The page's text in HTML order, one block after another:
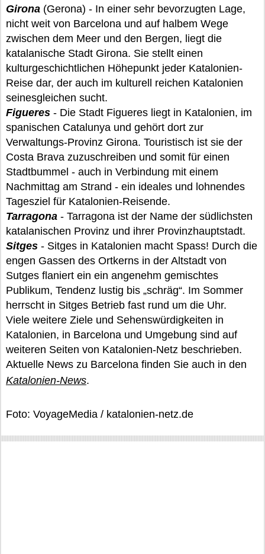
Girona (Gerona) - In einer sehr bevorzugten Lage,
nicht weit von Barcelona und auf halbem Wege
zwischen dem Meer und den Bergen, liegt die
katalanische Stadt Girona. Sie stellt einen
kulturgeschichtlichen Höhepunkt jeder Katalonien-
Reise dar, der auch im kulturell reichen Katalonien
seinesgleichen sucht.
Figueres - Die Stadt Figueres liegt in Katalonien, im
spanischen Catalunya und gehört dort zur
Verwaltungs-Provinz Girona. Touristisch ist sie der
Costa Brava zuzuschreiben und somit für einen
Stadtbummel - auch in Verbindung mit einem
Nachmittag am Strand - ein ideales und lohnendes
Tagesziel für Katalonien-Reisende.
Tarragona - Tarragona ist der Name der südlichsten
katalanischen Provinz und ihrer Provinzhauptstadt.
Sitges - Sitges in Katalonien macht Spass! Durch die
engen Gassen des Ortkerns in der Altstadt von
Sutges flaniert ein ein angenehm gemischtes
Publikum, Tendenz lustig bis „schräg“. Im Sommer
herrscht in Sitges Betrieb fast rund um die Uhr.
Viele weitere Ziele und Sehenswürdigkeiten in
Katalonien, in Barcelona und Umgebung sind auf
weiteren Seiten von Katalonien-Netz beschrieben.
Aktuelle News zu Barcelona finden Sie auch in den
Katalonien-News.
Foto: VoyageMedia / katalonien-netz.de